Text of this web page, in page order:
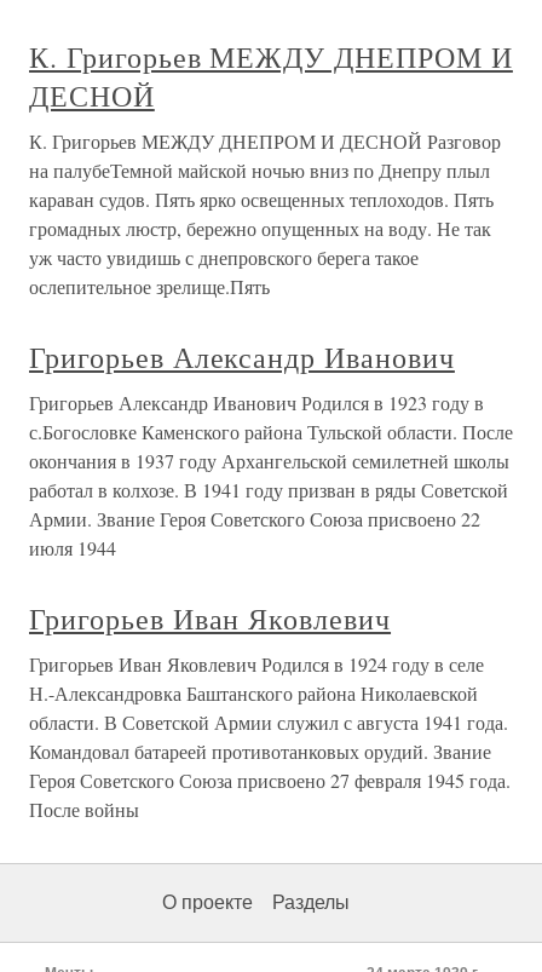
К. Григорьев МЕЖДУ ДНЕПРОМ И
ДЕСНОЙ
К. Григорьев МЕЖДУ ДНЕПРОМ И ДЕСНОЙ Разговор
на палубеТемной майской ночью вниз по Днепру плыл
караван судов. Пять ярко освещенных теплоходов. Пять
громадных люстр, бережно опущенных на воду. Не так
уж часто увидишь с днепровского берега такое
ослепительное зрелище.Пять
Григорьев Александр Иванович
Григорьев Александр Иванович Родился в 1923 году в
с.Богословке Каменского района Тульской области. После
окончания в 1937 году Архангельской семилетней школы
работал в колхозе. В 1941 году призван в ряды Советской
Армии. Звание Героя Советского Союза присвоено 22
июля 1944
Григорьев Иван Яковлевич
Григорьев Иван Яковлевич Родился в 1924 году в селе
Н.-Александровка Баштанского района Николаевской
области. В Советской Армии служил с августа 1941 года.
Командовал батареей противотанковых орудий. Звание
Героя Советского Союза присвоено 27 февраля 1945 года.
После войны
О проекте Разделы